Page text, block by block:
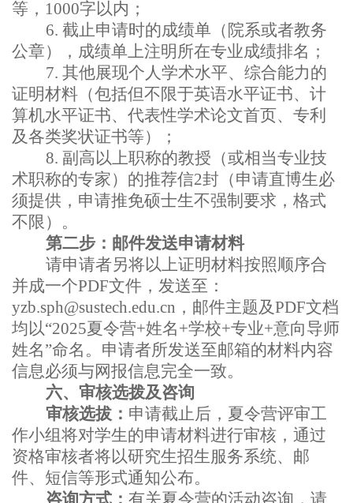
等， 1000字以内；
6. 截止申请时的成绩单（院系或者教务
公章），成绩单上注明所在专业成绩排名；
7. 其他展现个人学术水平、综合能力的
证明材料（包括但不限于英语水平证书、计
算机水平证书、代表性学术论文首页、专利
及各类奖状证书等）；
8. 副高以上职称的教授（或相当专业技
术职称的专家）的推荐信2封（申请直博生必
须提供，申请推免硕士生不强制要求，格式
不限）。
第二步：邮件发送申请材料
请申请者另将以上证明材料按照顺序合
并成一个PDF文件，发送至：
yzb.sph@sustech.edu.cn ，邮件主题及PDF文档
均以“2025夏令营+姓名+学校+专业+意向导师
姓名”命名。申请者所发送至邮箱的材料内容
信息必须与网报信息完全一致。
六、审核选拨及咨询
审核选拔： 申请截止后，夏令营评审工
作小组将对学生的申请材料进行审核，通过
资格审核者将以研究生招生服务系统、邮
件、短信等形式通知公布。
咨询方式： 有关夏令营的活动咨询，请